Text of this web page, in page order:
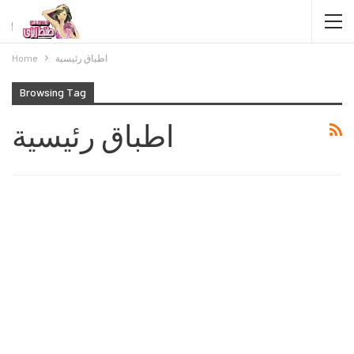
Home اطباق رئيسية
Browsing Tag
اطباق رئيسية